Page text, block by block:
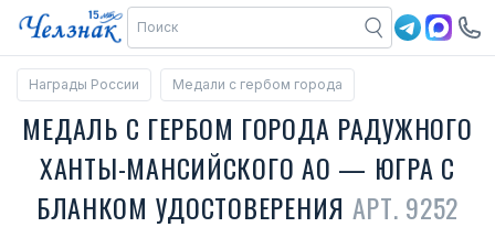
Награды России Медали с гербом города
МЕДАЛЬ С ГЕРБОМ ГОРОДА РАДУЖНОГО
ХАНТЫ-МАНСИЙСКОГО АО — ЮГРА С
БЛАНКОМ УДОСТОВЕРЕНИЯ АРТ. 9252